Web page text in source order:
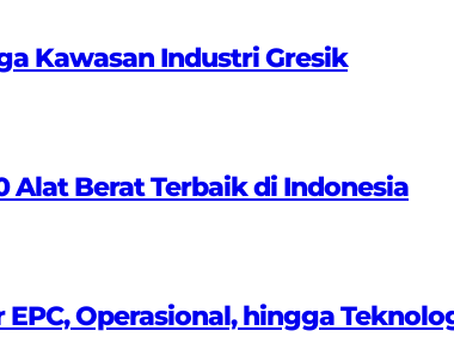
Kawasan Industri Gresik
Alat Berat Terbaik di Indonesia
Operasional, hingga